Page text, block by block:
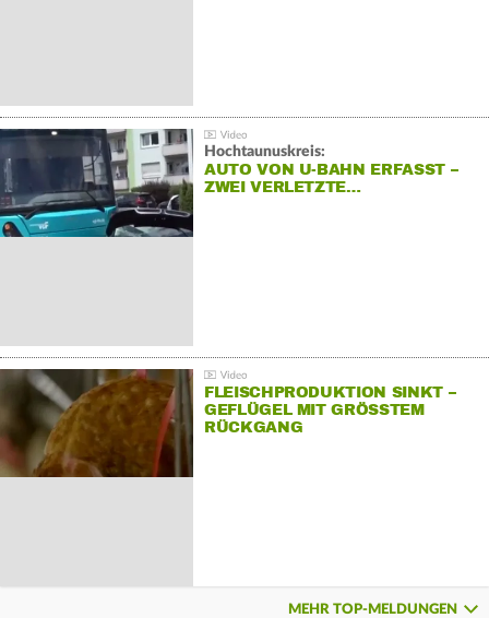
Hochtaunuskreis:
AUTO VON U-BAHN ERFASST –
ZWEI VERLETZTE…
FLEISCHPRODUKTION SINKT –
GEFLÜGEL MIT GRÖSSTEM R
ÜCKGANG
MEHR TOP-MELDUNGEN